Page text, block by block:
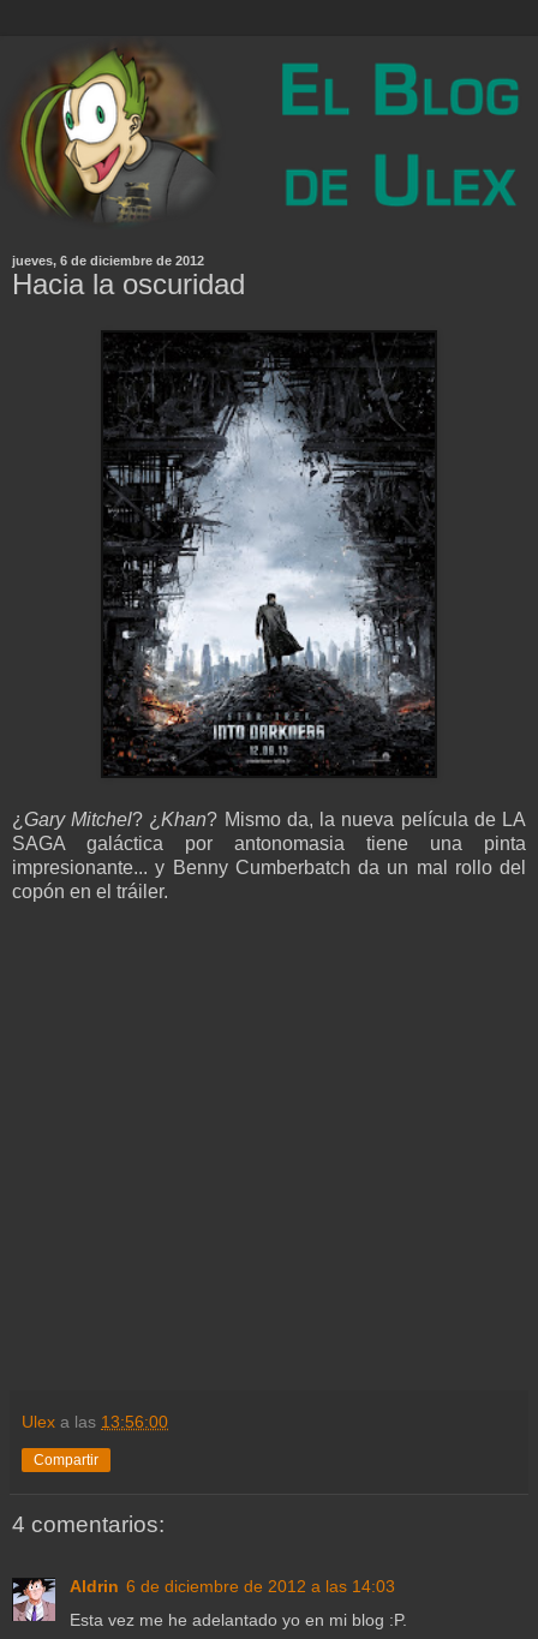
jueves, 6 de diciembre de 2012
Hacia la oscuridad
¿ Gary Mitchel? ¿Khan? Mismo da, la nueva película de LA
SAGA galáctica por antonomasia tiene una pinta
impresionante... y Benny Cumberbatch da un mal rollo del
copón en el tráiler.
Ulex a las 13:56:00
Compartir
4 comentarios:
Aldrin 6 de diciembre de 2012 a las 14:03
Esta vez me he adelantado yo en mi blog :P.